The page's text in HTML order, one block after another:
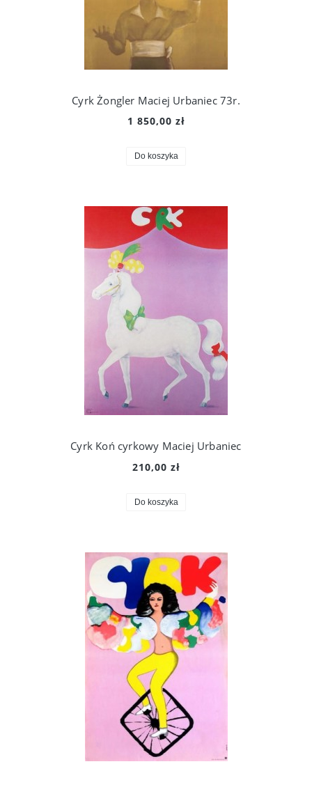
Cyrk Żongler Maciej Urbaniec 73r.
1 850,00 zł
Do koszyka
Cyrk Koń cyrkowy Maciej Urbaniec
210,00 zł
Do koszyka